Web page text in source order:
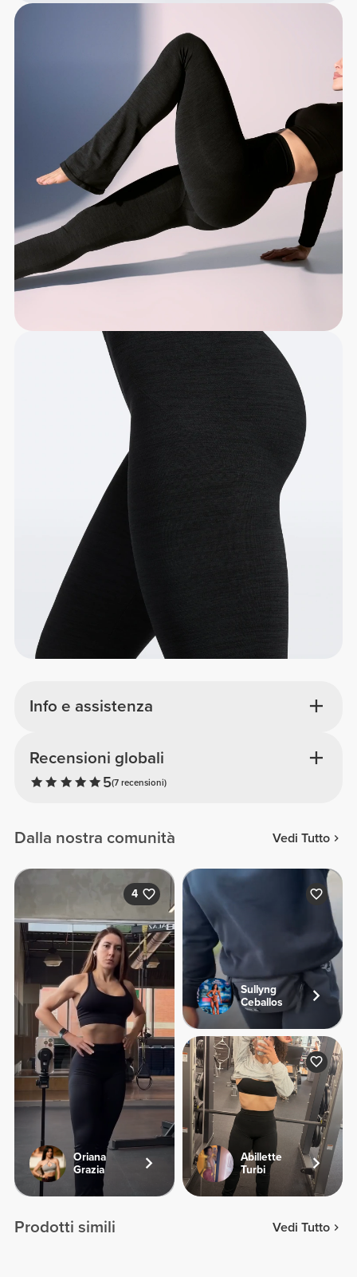
Info e assistenza
Recensioni globali
5(7 recensioni)
Dalla nostra comunità Vedi Tutto
4
Oriana
Grazia
Sullyng
Ceballos
Abillette
Turbi
Prodotti simili Vedi Tutto